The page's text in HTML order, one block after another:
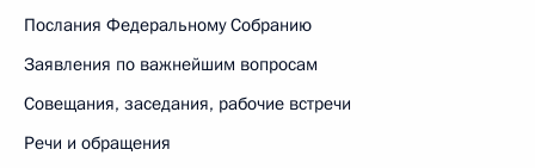
Послания Федеральному Собранию
Заявления по важнейшим вопросам
Совещания, заседания, рабочие встречи
Речи и обращения